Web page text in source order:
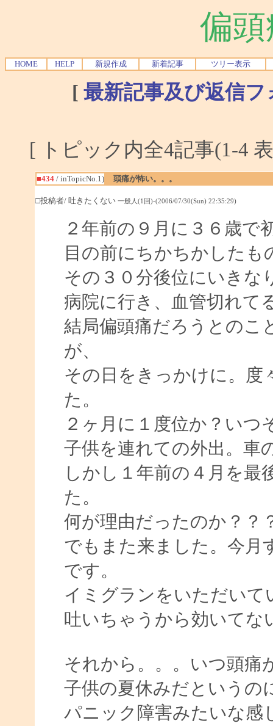
偏
HOME HELP 新規作成 新着記事 ツリー表示
[ 最新記事及び返信
[ トピック内全4記事(1-4
■434/ inTopicNo.1) 頭痛が怖い。。。
□投稿者/ 吐きたくない 一般人(1回)-(2006/07/30(Sun) 22:35:29)
２年前の９月に３６歳で
目の前にちかちかした
その３０分後位にいきな
病院に行き、血管切れて
結局偏頭痛だろうとのこ
が、
その日をきっかけに。度
た。
２ヶ月に１度位か？い
子供を連れての外出。車
しかし１年前の４月を最
た。
何が理由だったのか？？
でもまた来ました。今月
です。
イミグランをいただい
吐いちゃうから効いてな
それから。。。いつ頭痛
子供の夏休みだというの
パニック障害みたいな感